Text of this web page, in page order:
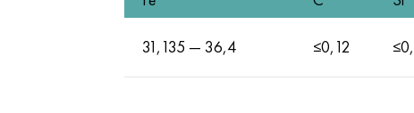
31,135 — 36,4 ≤0,12